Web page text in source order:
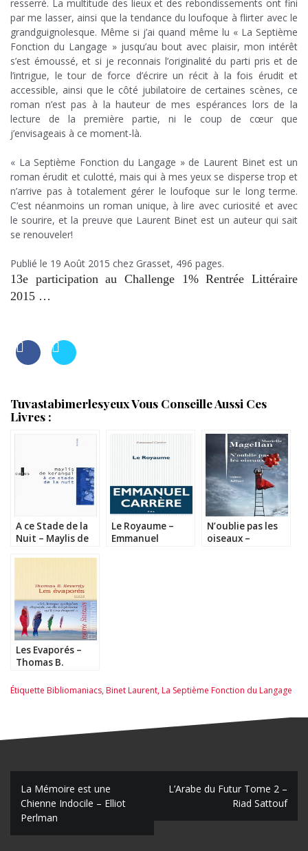
resserré. La multitude des lieux et des rebondissements ont fini
par me lasser, ainsi que la tendance du loufoque à flirter avec le
grandguignolesque. Même si j’ai quand même lu « La Septième
Fonction du Langage » jusqu’au bout avec plaisir, mon intérêt
s’est émoussé, et si je reconnais l’originalité du parti pris et de
l’intrigue, le tour de force d’écrire un récit à la fois érudit et
accessible, ainsi que le côté jubilatoire de certaines scènes, ce
roman n’est pas à la hauteur de mes espérances lors de la
lecture de la première partie, ni le coup de cœur que
j’envisageais à ce moment-là.
« La Septième Fonction du Langage » de Laurent Binet est un
roman érudit et culotté, mais qui à mes yeux se disperse trop et
n’arrive pas à totalement gérer le loufoque sur le long terme.
C’est néanmoins un roman unique, à lire avec curiosité et avec
le sourire, et la preuve que Laurent Binet est un auteur qui sait
se renouveler!
Publié le 19 Août 2015 chez Grasset, 496 pages.
13e participation au Challenge 1% Rentrée Littéraire
2015 …
Tuvastabimerlesyeux Vous Conseille Aussi Ces
Livres :
A ce Stade de la
Nuit – Maylis de
Le Royaume –
Emmanuel
N’oublie pas les
oiseaux –
Les Evaporés –
Thomas B.
Étiquette Bibliomaniacs,Binet Laurent,La Septième Fonction du Langage
N
v
La Mémoire est une
Chienne Indocile – Elliot
Perlman
L’Arabe du Futur Tome 2 –
Riad Sattouf